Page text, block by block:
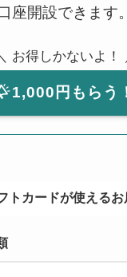
座開設できます。
お得しかないよ！
1,000円もらう
トカードが使えるお